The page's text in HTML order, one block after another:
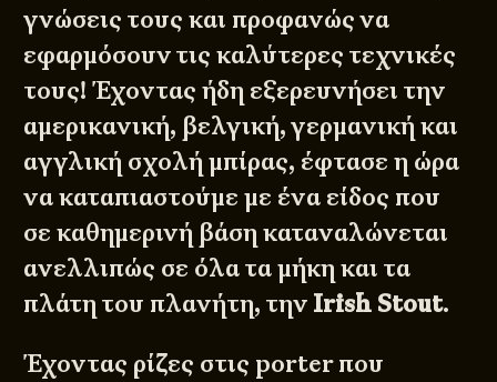
γνώσεις τους και προφανώς να
εφαρμόσουν τις καλύτερες τεχνικές
τους! Έχοντας ήδη εξερευνήσει την
αμερικανική, βελγική, γερμανική και
αγγλική σχολή μπίρας, έφτασε η ώρα
να καταπιαστούμε με ένα είδος που
σε καθημερινή βάση καταναλώνεται
ανελλιπώς σε όλα τα μήκη και τα
πλάτη του πλανήτη, την Irish Stout.
Έχοντας ρίζες στις porter που